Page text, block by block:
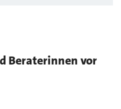
Beraterinnen vor